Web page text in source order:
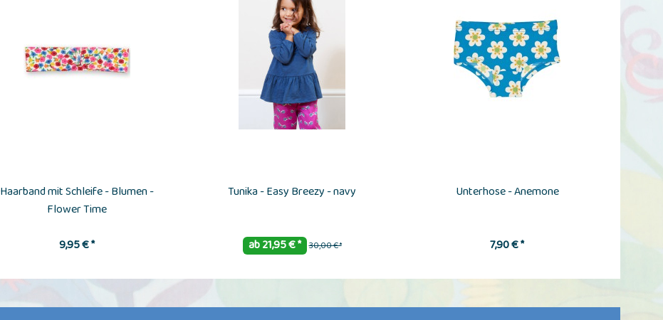
Haarband mit Schleife - Blumen -
Flower Time
9,95 € *
Tunika - Easy Breezy - navy
ab 21,95 € * 30,00 € *
Unterhose - Anemone
7,90 € *